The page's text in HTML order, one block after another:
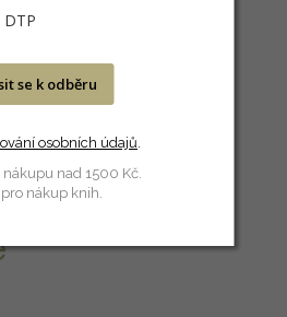
se k odběru
osobních údajů
nad 1500 Kč.
nákup knih.